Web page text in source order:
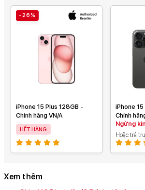
-26%
iPhone 15 Plus 128GB -
Chính hãng VN/A
HẾT HÀNG
iPhone
Chính
Ngừng
Hoặc trả
Xem thêm